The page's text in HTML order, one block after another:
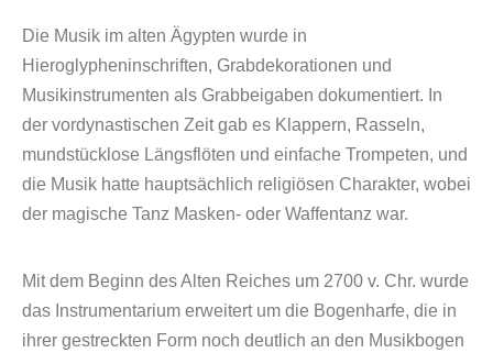
Die Musik im alten Ägypten wurde in
Hieroglypheninschriften, Grabdekorationen und
Musikinstrumenten als Grabbeigaben dokumentiert. In
der vordynastischen Zeit gab es Klappern, Rasseln,
mundstücklose Längsflöten und einfache Trompeten, und
die Musik hatte hauptsächlich religiösen Charakter, wobei
der magische Tanz Masken- oder Waffentanz war.
Mit dem Beginn des Alten Reiches um 2700 v. Chr. wurde
das Instrumentarium erweitert um die Bogenharfe, die in
ihrer gestreckten Form noch deutlich an den Musikbogen